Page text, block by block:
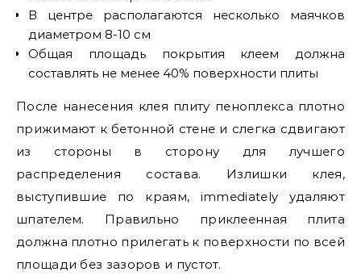
В центре располагаются несколько маячков
диаметром 8-10 см
Общая площадь покрытия клеем должна
составлять не менее 40% поверхности плиты
После нанесения клея плиту пеноплекса плотно
прижимают к бетонной стене и слегка сдвигают
из стороны в сторону для лучшего
распределения состава. Излишки клея,
выступившие по краям, immediately удаляют
шпателем. Правильно приклеенная плита
должна плотно прилегать к поверхности по всей
площади без зазоров и пустот.